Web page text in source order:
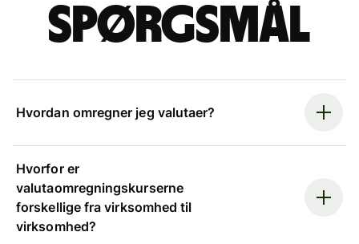
spørgsmål
Hvordan omregner jeg valutaer?
Hvorfor er
valutaomregningskurserne
forskellige fra virksomhed til
virksomhed?